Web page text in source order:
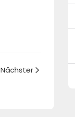
Nächster